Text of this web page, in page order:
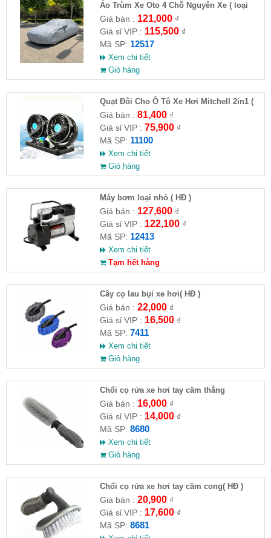
Áo Trùm Xe Oto 4 Chỗ Nguyên Xe ( loại
lớn )( HĐ )
Giá bán : 121,000₫
Giá sỉ VIP : 115,500₫
Mã SP: 12517
Xem chi tiết
Giỏ hàng
Quạt Đôi Cho Ô Tô Xe Hơi Mitchell 2in1 (
HĐ )
Giá bán : 81,400₫
Giá sỉ VIP : 75,900₫
Mã SP: 11100
Xem chi tiết
Giỏ hàng
Máy bơm loại nhỏ ( HĐ )
Giá bán : 127,600₫
Giá sỉ VIP : 122,100₫
Mã SP: 12413
Xem chi tiết
Tạm hết hàng
Cây cọ lau bụi xe hơi( HĐ )
Giá bán : 22,000₫
Giá sỉ VIP : 16,500₫
Mã SP: 7411
Xem chi tiết
Giỏ hàng
Chổi cọ rửa xe hơi tay cầm thẳng
Giá bán : 16,000₫
Giá sỉ VIP : 14,000₫
Mã SP: 8680
Xem chi tiết
Giỏ hàng
Chổi cọ rửa xe hơi tay cầm cong( HĐ )
Giá bán : 20,900₫
Giá sỉ VIP : 17,600₫
Mã SP: 8681